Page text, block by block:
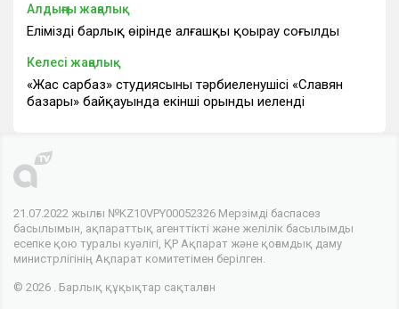
Алдыңғы жаңалық
Еліміздің барлық өңірінде алғашқы қоңырау соғылды
Келесі жаңалық
«Жас сарбаз» студиясының тәрбиеленушісі «Славян
базары» байқауында екінші орынды иеленді
21.07.2022 жылғы №KZ10VPY00052326 Мерзімді баспасөз
басылымын, ақпараттық агенттікті және желілік басылымды
есепке қою туралы куәлігі, ҚР Ақпарат және қоғамдық даму
министрлігінің Ақпарат комитетімен берілген.
© 2026 . Барлық құқықтар сақталған